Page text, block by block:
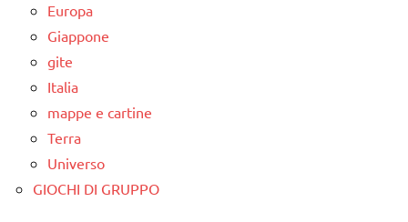
Europa
Giappone
gite
Italia
mappe e cartine
Terra
Universo
GIOCHI DI GRUPPO